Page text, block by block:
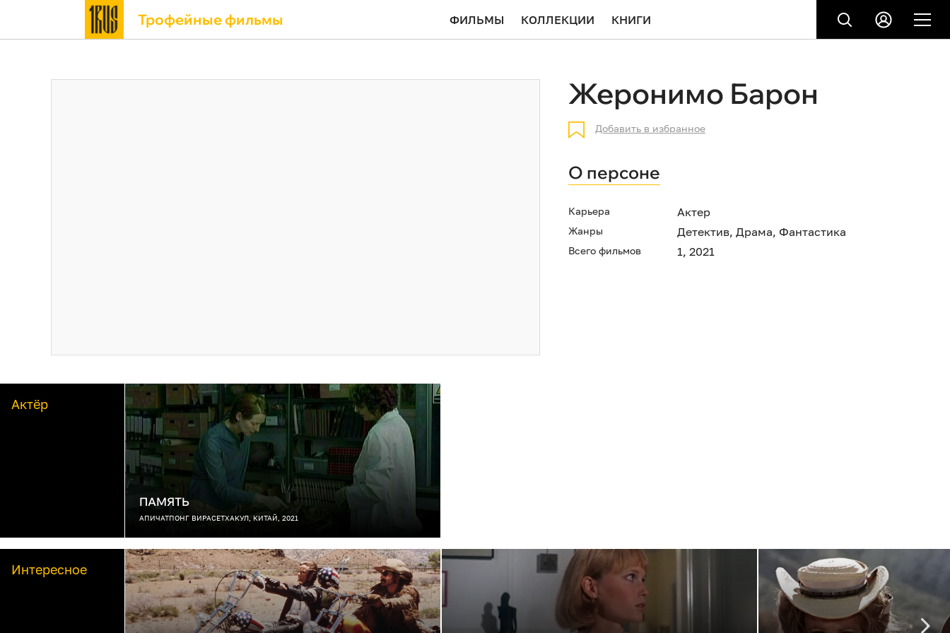
Трофейные фильмы ФИЛЬМЫ КОЛЛЕКЦИИ КНИГИ
Жеронимо Барон
Добавить в избранное
О персоне
Карьера Актер
Жанры Детектив, Драма, Фантастика
Всего фильмов 1, 2021
Актёр
ПАМЯТЬ
АПИЧАТПОНГ ВИРАСЕТХАКУЛ, КИТАЙ, 2021
Интересное